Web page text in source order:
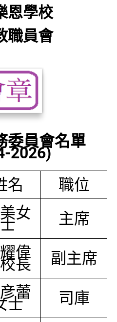
恩學校
職員會
委員會名單
2026)
名
職位
女
士 主席
偉
長 副主席
蕾
士 司庫